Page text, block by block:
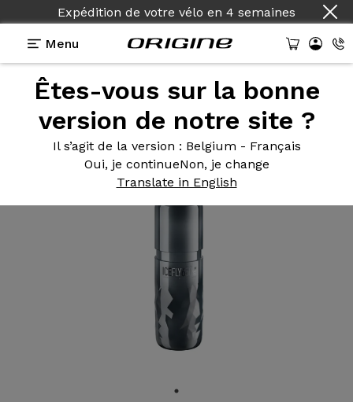
Expédition de votre vélo en 4 semaines
Menu
Êtes-vous sur la bonne
version de notre site ?
Il s’agit de la version : Belgium - Français
Oui, je continueNon, je change
Translate in English
Equipements>Bidon>
Ice Fly 650 ml thermique